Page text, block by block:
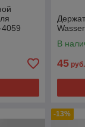
В
45 руб.
-13%